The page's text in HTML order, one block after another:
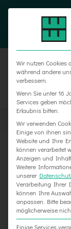
Zum
Wir nutzen Cookies
während andere
verbessern.
Wenn Sie unter 16
Services geben
Erlaubnis bitten.
Wir verwenden
Einige von ihnen
Website und Ihre
können verarbeitet
Anzeigen und
Weitere
unserer
Verarbeitung Ihrer
können Ihre
anpassen. Bitte
möglicherweise
Einige Services